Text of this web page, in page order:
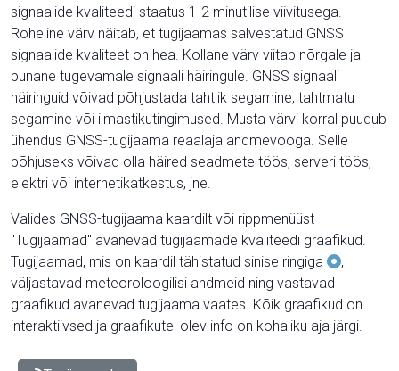
signaalide kvaliteedi staatus 1-2 minutilise viivitusega.
Roheline värv näitab, et tugijaamas salvestatud GNSS
signaalide kvaliteet on hea. Kollane värv viitab nõrgale ja
punane tugevamale signaali häiringule. GNSS signaali
häiringuid võivad põhjustada tahtlik segamine, tahtmatu
segamine või ilmastikutingimused. Musta värvi korral puudub
ühendus GNSS-tugijaama reaalaja andmevooga. Selle
põhjuseks võivad olla häired seadmete töös, serveri töös,
elektri või internetikatkestus, jne.
Valides GNSS-tugijaama kaardilt või rippmenüüst
"Tugijaamad" avanevad tugijaamade kvaliteedi graafikud.
Tugijaamad, mis on kaardil tähistatud sinise ringiga
,
väljastavad meteoroloogilisi andmeid ning vastavad
graafikud avanevad tugijaama vaates. Kõik graafikud on
interaktiivsed ja graafikutel olev info on kohaliku aja järgi.